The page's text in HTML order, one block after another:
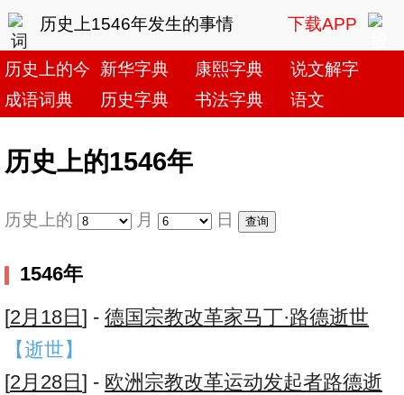
历史上1546年发生的事情 下载APP
历史上的今天新华字典 康熙字典
说文解字
成语词典
历史字典 书法字典 语文
历史上的1546年
历史上的 月 日
1546年
[2月18日 ] - 德国宗教改革家马丁·路德逝世
【逝世】
[2月28日 ] - 欧洲宗教改革运动发起者路德逝